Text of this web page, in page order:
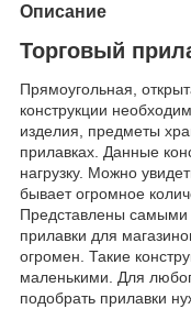
Описание
Торговый
Прямоугольная,
конструкции
изделия, предметы
прилавках. Данные
нагрузку. Можно
бывает огромное
Представлены
прилавки для
огромен. Такие
маленькими. Для
подобрать прилавки